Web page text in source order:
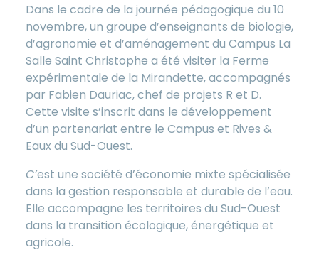
Dans le cadre de la journée pédagogique du 10
novembre, un groupe d’enseignants de biologie,
d’agronomie et d’aménagement du Campus La
Salle Saint Christophe a été visiter la Ferme
expérimentale de la Mirandette, accompagnés
par Fabien Dauriac, chef de projets R et D.
Cette visite s’inscrit dans le développement
d’un partenariat entre le Campus et Rives &
Eaux du Sud-Ouest.
C’est une société d’économie mixte spécialisée
dans la gestion responsable et durable de l’eau.
Elle accompagne les territoires du Sud-Ouest
dans la transition écologique, énergétique et
agricole.